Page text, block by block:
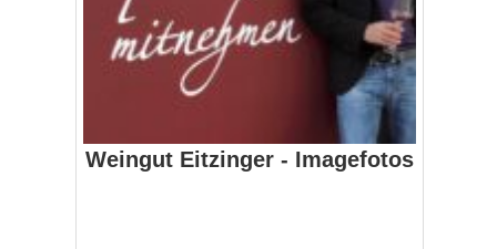
Weingut Eitzinger - Imagefotos